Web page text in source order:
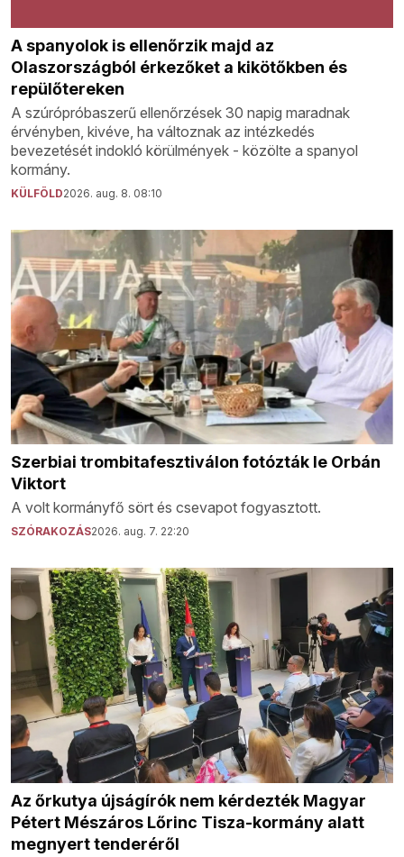
A spanyolok is ellenőrzik majd az
Olaszországból érkezőket a kikötőkben és
repülőtereken
A szúrópróbaszerű ellenőrzések 30 napig maradnak
érvényben, kivéve, ha változnak az intézkedés
bevezetését indokló körülmények - közölte a spanyol
kormány.
KÜLFÖLD2026. aug. 8. 08:10
Szerbiai trombitafesztiválon fotózták le Orbán
Viktort
A volt kormányfő sört és csevapot fogyasztott.
SZÓRAKOZÁS2026. aug. 7. 22:20
Az őrkutya újságírók nem kérdezték Magyar
Pétert Mészáros Lőrinc Tisza-kormány alatt
megnyert tenderéről